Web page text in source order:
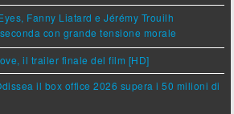
Fanny Liatard e Jérémy Trouilh
con grande tensione morale
il trailer finale del film [HD]
il box office 2026 supera i 50 milioni di